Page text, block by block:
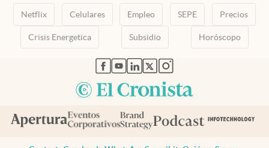
Netflix Celulares Empleo SEPE Precios
Crisis Energetica Subsidio Horóscopo
abre en nueva pestaña
abre en nueva pestaña
abre en nueva pestaña
abre en nueva pestaña
abre en nueva pestaña